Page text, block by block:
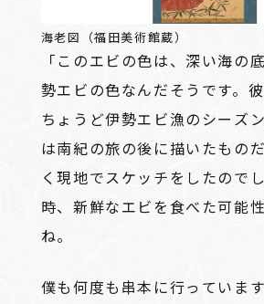
海老図（福田美術館蔵）
「このエビの色は、深い海の
勢エビの色なんだそうです。彼
ちょうど伊勢エビ漁のシーズ
は南紀の旅の後に描いたもの
く現地でスケッチをしたので
時、新鮮なエビを食べた可能
ね。
僕も何度も串本に行っていま